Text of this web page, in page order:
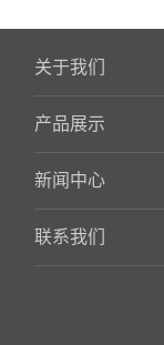
关于我们
产品展示
新闻中心
联系我们